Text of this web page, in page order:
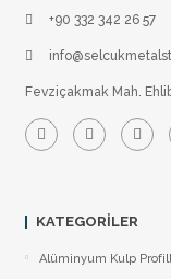
+90 332 342 26 57
Fevziçakmak Mah.
KATEGORILER
Alüminyum Kulp